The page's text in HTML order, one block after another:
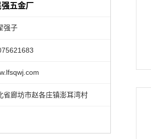
五金厂
强子
省廊坊市赵各庄镇澎耳湾村